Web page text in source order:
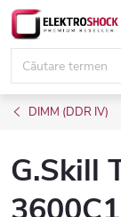
Treci
conținut
DIMM (DDR IV)
G.Skill